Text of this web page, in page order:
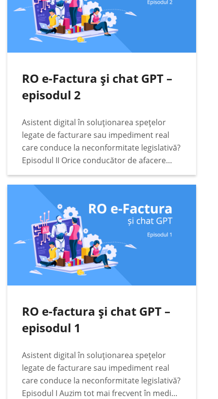
RO e-Factura și chat GPT –
episodul 2
Asistent digital în soluționarea spețelor
legate de facturare sau impediment real
care conduce la neconformitate legislativă?
Episodul II Orice conducător de afacere
responsabil va căuta cele mai bune soluții
legate de conformitate fiscală, digitală și
legislativă pentru afacerea condusă. Într-
RO e-factura și chat GPT –
episodul 1
Asistent digital în soluționarea spețelor
legate de facturare sau impediment real
care conduce la neconformitate legislativă?
Episodul I Auzim tot mai frecvent în mediul